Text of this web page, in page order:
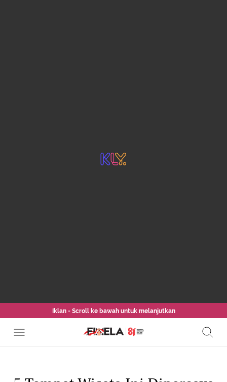
Iklan - Scroll ke bawah untuk melanjutkan